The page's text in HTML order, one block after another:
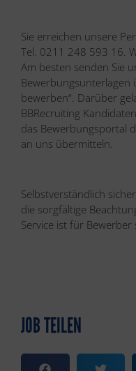
Sie erreichen unsere
Tel. 0211 248 593 16.
Am besten senden Sie
Bewerbungsunterlagen
bewerben“. Darüber
BBRecruiting
das Bewerbungsportal
an uns übermitteln.
Selbstverständlich
die sorgfältige
Service ist für
JOB TEILEN